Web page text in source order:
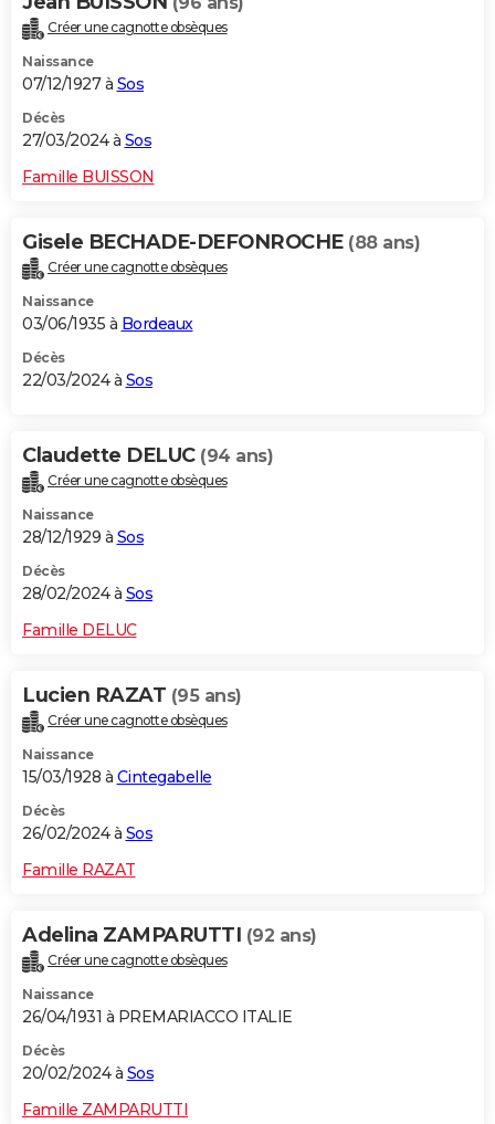
Créer une cagnotte obsèques
Naissance
07/12/1927 à Sos
Décès
27/03/2024 à Sos
Famille BUISSON
Gisele BECHADE-DEFONROCHE (88 ans)
Créer une cagnotte obsèques
Naissance
03/06/1935 à Bordeaux
Décès
22/03/2024 à Sos
Claudette DELUC (94 ans)
Créer une cagnotte obsèques
Naissance
28/12/1929 à Sos
Décès
28/02/2024 à Sos
Famille DELUC
Lucien RAZAT (95 ans)
Créer une cagnotte obsèques
Naissance
15/03/1928 à Cintegabelle
Décès
26/02/2024 à Sos
Famille RAZAT
Adelina ZAMPARUTTI (92 ans)
Créer une cagnotte obsèques
Naissance
26/04/1931 à PREMARIACCO ITALIE
Décès
20/02/2024 à Sos
Famille ZAMPARUTTI